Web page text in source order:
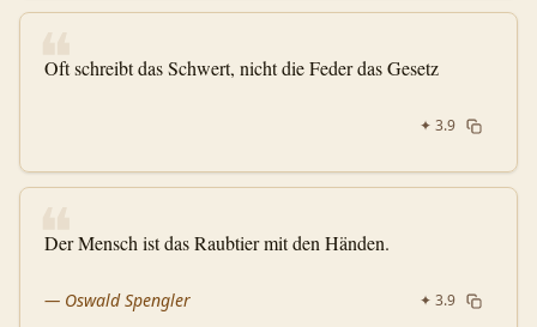
❝
Oft schreibt das Schwert, nicht die Feder das Gesetz
✦ 3.9
❝
Der Mensch ist das Raubtier mit den Händen.
— Oswald Spengler ✦ 3.9